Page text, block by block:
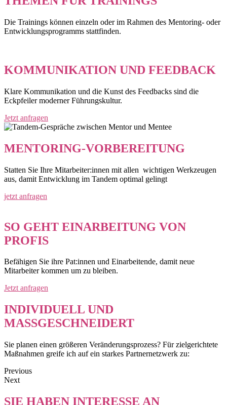
Die Trainings können einzeln oder im Rahmen des Mentoring- oder
Entwicklungsprogramms stattfinden.
KOMMUNIKATION UND FEEDBACK
Klare Kommunikation und die Kunst des Feedbacks sind die
Eckpfeiler moderner Führungskultur.
Jetzt anfragen
MENTORING-VORBEREITUNG
Statten Sie Ihre Mitarbeiter:innen mit allen wichtigen Werkzeugen
aus, damit Entwicklung im Tandem optimal gelingt
jetzt anfragen
SO GEHT EINARBEITUNG VON
PROFIS
Befähigen Sie ihre Pat:innen und Einarbeitende, damit neue
Mitarbeiter kommen um zu bleiben.
Jetzt anfragen
INDIVIDUELL UND
MASSGESCHNEIDERT
Sie planen einen größeren Veränderungsprozess? Für zielgerichtete
Maßnahmen greife ich auf ein starkes Partnernetzwerk zu:
Previous
Next
SIE HABEN INTERESSE AN